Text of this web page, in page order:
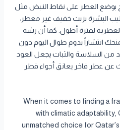
بوضع العطر على نقاط النبض مثل
البشرة بزيت خفيف غير معطر،
لفترة أطول. كما أن رشة
انتشاراً يدوم طوال اليوم دون
من السلاسة والثبات يجعل العود
عن عطر فاخر يعانق أجواء قطر
When it comes to finding a
with climatic adaptability,
unmatched choice for